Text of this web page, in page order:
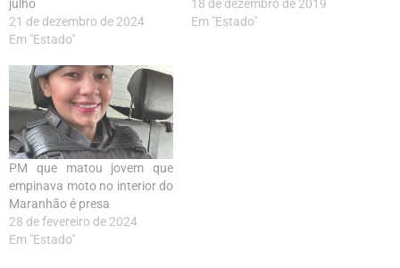
julho
21 de dezembro de 2024
Em "Estado"
18 de dezembro de 2019
Em "Estado"
PM que matou jovem que
empinava moto no interior do
Maranhão é presa
28 de fevereiro de 2024
Em "Estado"